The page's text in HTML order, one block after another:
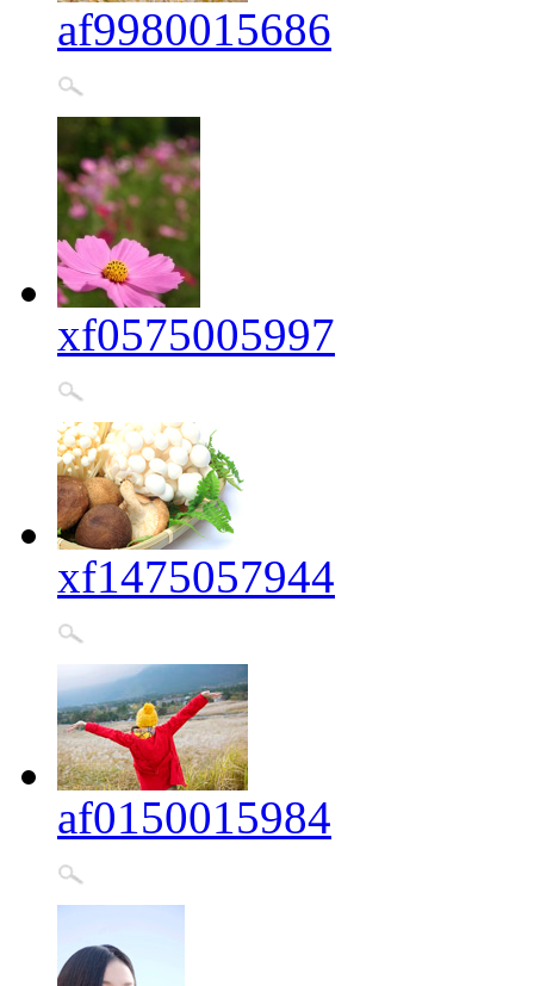
af9980015686
xf0575005997
xf1475057944
af0150015984